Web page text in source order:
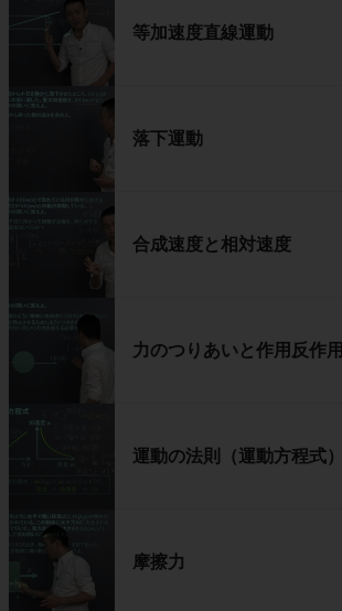
等加速度直線運動
落下運動
合成速度と相対速度
力のつりあいと作用反作用
運動の法則（運動方程式）
摩擦力